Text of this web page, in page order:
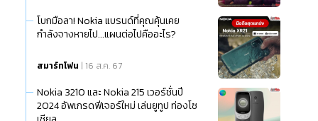
โบกมือลา! Nokia แบรนด์ที่คุณคุ้นเคย
กำลังจางหายไป...แผนต่อไปคืออะไร?
สมาร์ทโฟน | 16 ส.ค. 67
Nokia 3210 และ Nokia 215 เวอร์ชั่นปี
2024 อัพเกรดฟีเจอร์ใหม่ เล่นยูทูป ท่องโซ